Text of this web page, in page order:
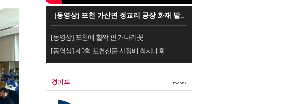
[동영상] 포천 가산면 정교리 공장 화재 발..
[동영상] 포천에 활짝 핀 개나리꽃
[동영상] 제9회 포천신문 사장배 척사대회
경기도